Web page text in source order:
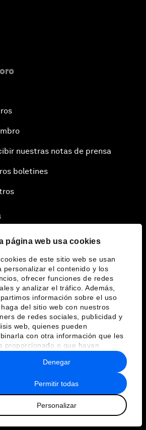
página web usa cookies
de este sitio web se usan
personalizar el contenido y los
ofrecer funciones de redes
y analizar el tráfico. Además,
información sobre el uso
del sitio web con nuestros
de redes sociales, publicidad y
web, quienes pueden
con otra información que les
proporcionado o que hayan
a partir del uso que haya
de sus servicios.
Permitir todas
Personalizar
Denegar
nuestras notas de prensa
boletines
Foro
idiomas
y normas de uso
Sitemap
Foro Económico Mundial